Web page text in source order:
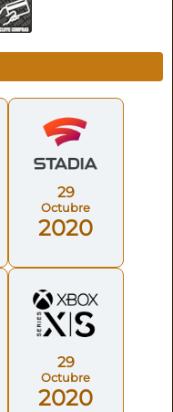
29
Octubre
2020
29
Octubre
2020